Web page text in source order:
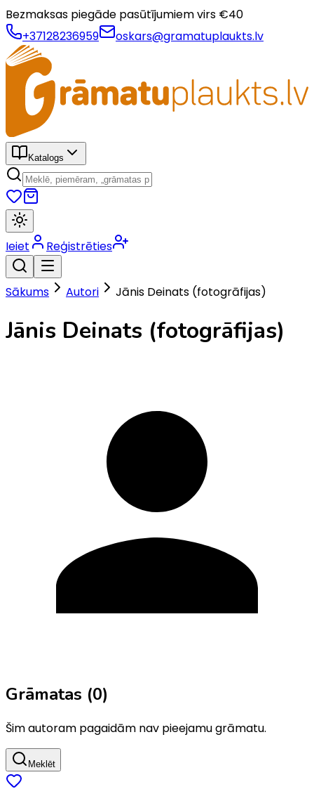
Bezmaksas piegāde pasūtījumiem virs €40
+37128236959
oskars@gramatuplaukts.lv
Katalogs
Ieiet Reģistrēties
Sākums Autori Jānis Deinats (fotogrāfijas)
Jānis Deinats (fotogrāfijas)
Grāmatas (0)
Šim autoram pagaidām nav pieejamu grāmatu.
Meklēt